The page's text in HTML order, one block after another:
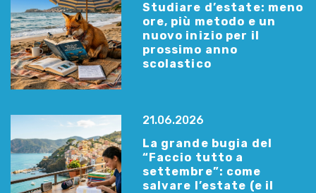
Studiare d’estate: meno
ore, più metodo e un
nuovo inizio per il
prossimo anno
scolastico
21.06.2026
La grande bugia del
“Faccio tutto a
settembre”: come
salvare l’estate (e il